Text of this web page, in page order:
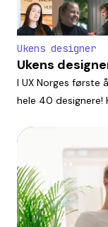
Ukens designer
Ukens
I UX Norges første
hele 40 designere!